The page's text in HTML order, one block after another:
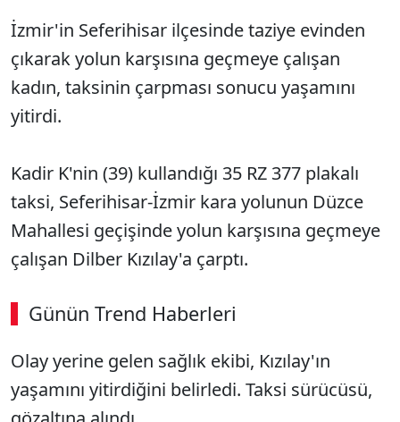
İzmir'in Seferihisar ilçesinde taziye evinden
çıkarak yolun karşısına geçmeye çalışan
kadın, taksinin çarpması sonucu yaşamını
yitirdi.
Kadir K'nin (39) kullandığı 35 RZ 377 plakalı
taksi, Seferihisar-İzmir kara yolunun Düzce
Mahallesi geçişinde yolun karşısına geçmeye
çalışan Dilber Kızılay'a çarptı.
Günün Trend Haberleri
00:02 / 09:08
Olay yerine gelen sağlık ekibi, Kızılay'ın
yaşamını yitirdiğini belirledi. Taksi sürücüsü,